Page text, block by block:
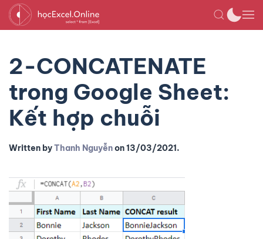
2-CONCATENATE
trong Google Sheet:
Kết hợp chuỗi
Written byThanh Nguyễnon13/03/2021.